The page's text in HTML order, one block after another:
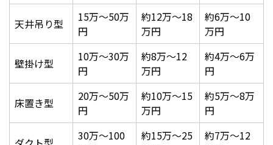
天井吊り型
15万〜50万
円
約12万〜18
万円
約6万〜10
万円
壁掛け型
10万〜30万
円
約8万〜12
万円
約4万〜6万
円
床置き型
20万〜50万
円
約10万〜15
万円
約5万〜8万
円
30万〜100
約15万〜25
約7万〜12